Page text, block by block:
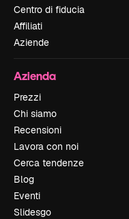
Centro di fiducia
Affiliati
Aziende
Azienda
Prezzi
Chi siamo
Recensioni
Lavora con noi
Cerca tendenze
Blog
Eventi
Slidesgo